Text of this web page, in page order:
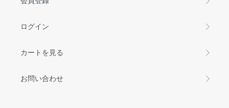
ログイン
カートを見る
お問い合わせ